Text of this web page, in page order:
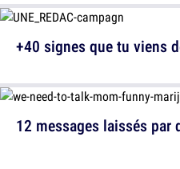
12 messages laissés par
+40 signes que tu viens